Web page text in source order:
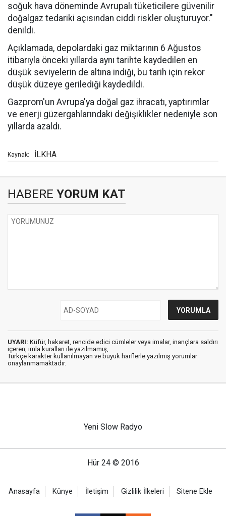
soğuk hava döneminde Avrupalı tüketicilere güvenilir
doğalgaz tedariki açısından ciddi riskler oluşturuyor."
denildi.
Açıklamada, depolardaki gaz miktarının 6 Ağustos
itibarıyla önceki yıllarda aynı tarihte kaydedilen en
düşük seviyelerin de altına indiği, bu tarih için rekor
düşük düzeye gerilediği kaydedildi.
Gazprom'un Avrupa'ya doğal gaz ihracatı, yaptırımlar
ve enerji güzergahlarındaki değişiklikler nedeniyle son
yıllarda azaldı.
Kaynak: İLKHA
HABERE YORUM KAT
UYARI: Küfür, hakaret, rencide edici cümleler veya imalar, inançlara saldırı
içeren, imla kuralları ile yazılmamış,
Türkçe karakter kullanılmayan ve büyük harflerle yazılmış yorumlar
onaylanmamaktadır.
Yeni Slow Radyo
Hür 24 © 2016
Anasayfa Künye İletişim Gizlilik İlkeleri Sitene Ekle